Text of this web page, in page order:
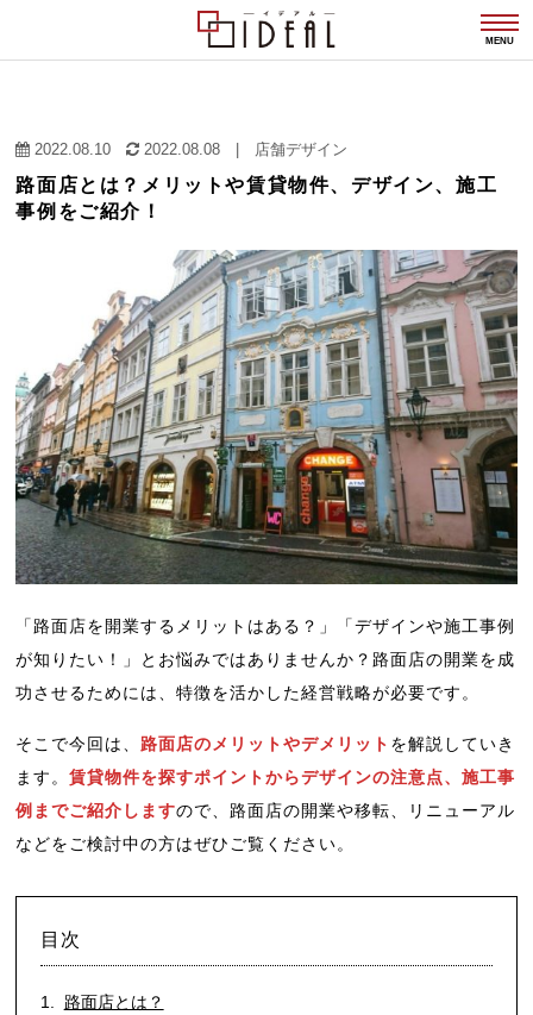
MENU
2022.08.10 2022.08.08 店舗デザイン
路面店とは？メリットや賃貸物件、デザイン、施工
事例をご紹介！
「路面店を開業するメリットはある？」「デザインや施工事例
が知りたい！」とお悩みではありませんか？路面店の開業を成
功させるためには、特徴を活かした経営戦略が必要です。
そこで今回は、 路面店のメリットやデメリット を解説していき
ます。賃貸物件を探すポイントからデザインの注意点、施工事
例までご紹介しますので、路面店の開業や移転、リニューアル
などをご検討中の方はぜひご覧ください。
目次
路面店とは？